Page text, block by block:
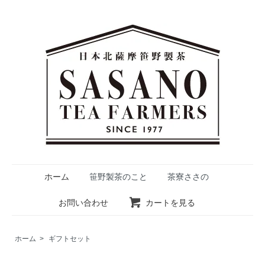
ホーム 笹野製茶のこと 茶寮ささの
お問い合わせ カートを見る
ホーム > ギフトセット